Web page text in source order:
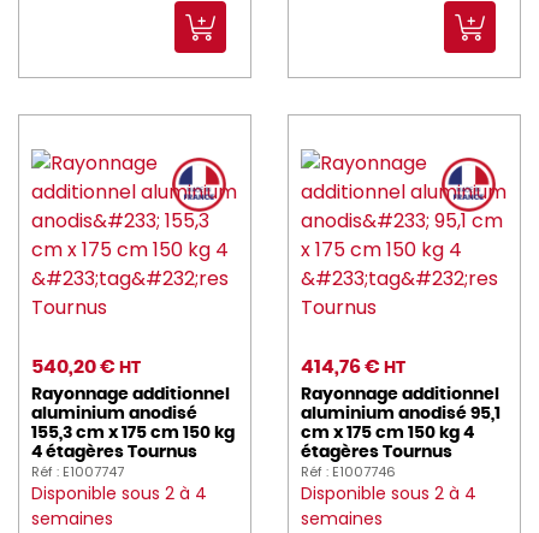
540,20 € HT
Rayonnage additionnel
aluminium anodisé
155,3 cm x 175 cm 150 kg
4 étagères Tournus
Réf : E1007747
Disponible sous 2 à 4
semaines
414,76 € HT
Rayonnage additionnel
aluminium anodisé 95,1
cm x 175 cm 150 kg 4
étagères Tournus
Réf : E1007746
Disponible sous 2 à 4
semaines